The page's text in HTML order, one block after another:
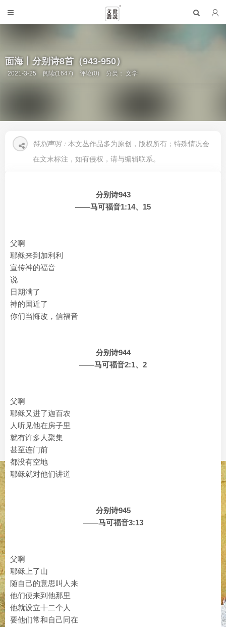
面海丨分别诗8首（943-950）
2021-3-25 阅读(1647) 评论(0) 分类：文学
特别声明： 本文丛作品多为原创，版权所有；特殊情况会
在文末标注，如有侵权，请与编辑联系。
分别诗943
——马可福音1:14、15
父啊
耶稣来到加利利
宣传神的福音
说
日期满了
神的国近了
你们当悔改，信福音
分别诗944
——马可福音2:1、2
父啊
耶稣又进了迦百农
人听见他在房子里
就有许多人聚集
甚至连门前
都没有空地
耶稣就对他们讲道
分别诗945
——马可福音3:13
父啊
耶稣上了山
随自己的意思叫人来
他们便来到他那里
他就设立十二个人
要他们常和自己同在